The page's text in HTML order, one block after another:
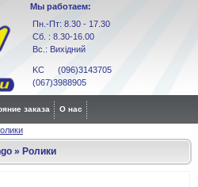
Мы работаем:
Пн.-Пт: 8.30 - 17.30
Сб. : 8.30-16.00
Вс.: Вихідний
KC (096)3143705
(067)3988905
заказа О нас
» Ролики